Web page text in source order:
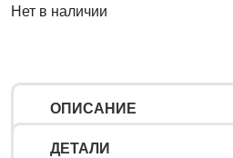
Нет в наличии
ОПИСАНИЕ
ДЕТАЛИ